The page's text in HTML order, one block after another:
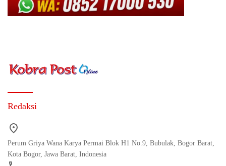
Redaksi
Perum Griya Wana Karya Permai Blok H1 No.9, Bubulak, Bogor Barat,
Kota Bogor, Jawa Barat, Indonesia